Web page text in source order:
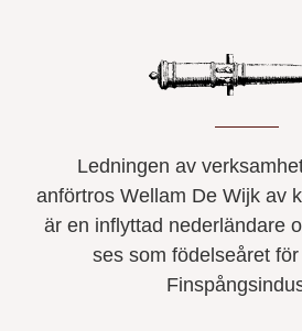
Ledningen av
anförtros Wellam De Wijk av
är en inflyttad nederländare
ses som födelseåret